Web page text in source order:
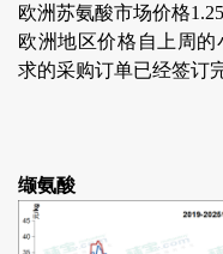
欧洲苏氨酸市场价格
欧洲地区价格自上周
求的采购订单已经签订
缬氨酸